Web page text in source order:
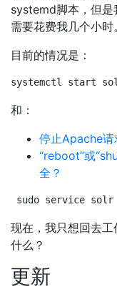
systemd脚本，但是
需要花费我几个小时。
目前的情况是：
systemctl start
和：
停止Apache请
“rebo​​ot”或
全？
sudo service
现在，我只想回去
什么？
更新